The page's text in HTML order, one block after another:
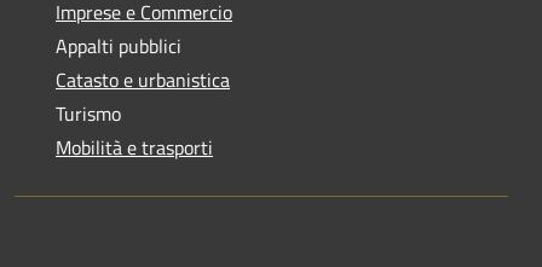
Imprese e Commercio
Appalti pubblici
Catasto e urbanistica
Turismo
Mobilità e trasporti